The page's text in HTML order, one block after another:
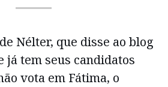
Nélter, que disse ao blog
já tem seus candidatos
vota em Fátima, o